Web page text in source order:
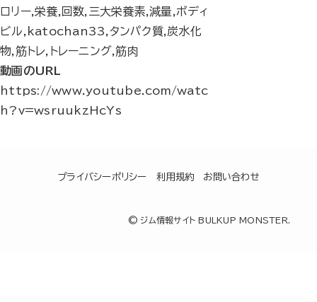
ロリー,栄養,回数,三大栄養素,減量,ボディ
ビル,katochan33,タンパク質,炭水化
物,筋トレ,トレーニング,筋肉
動画のURL
https://www.youtube.com/watc
h?v=wsruukzHcYs
プライバシーポリシー 利用規約 お問い合わせ
© ジム情報サイト BULKUP MONSTER.